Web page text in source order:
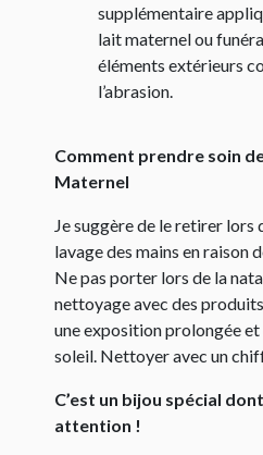
supplémentaire
lait maternel ou
éléments extérieurs
l’abrasion.
Comment prendre soin
Maternel
Je suggère de le retirer lors
lavage des mains en raison
Ne pas porter lors de la
nettoyage avec des
une exposition prolongée
soleil. Nettoyer avec un
C’est un bijou spécial
attention !